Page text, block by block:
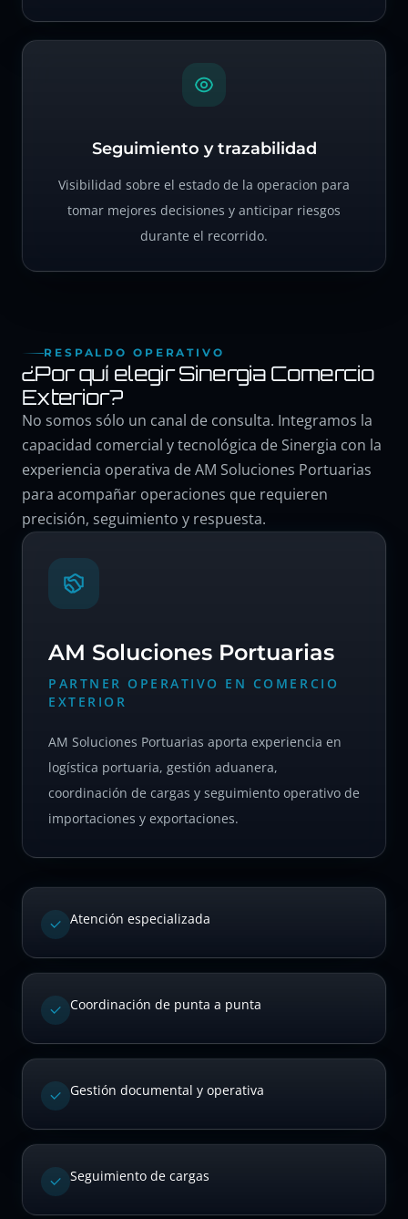
Seguimiento y trazabilidad
Visibilidad sobre el estado de la operacion para
tomar mejores decisiones y anticipar riesgos
durante el recorrido.
RESPALDO OPERATIVO
¿Por quí elegir Sinergia Comercio
Exterior?
No somos sólo un canal de consulta. Integramos la
capacidad comercial y tecnológica de Sinergia con la
experiencia operativa de AM Soluciones Portuarias
para acompañar operaciones que requieren
precisión, seguimiento y respuesta.
AM Soluciones Portuarias
PARTNER OPERATIVO EN COMERCIO
EXTERIOR
AM Soluciones Portuarias aporta experiencia en
logística portuaria, gestión aduanera,
coordinación de cargas y seguimiento operativo de
importaciones y exportaciones.
Atención especializada
Coordinación de punta a punta
Gestión documental y operativa
Seguimiento de cargas